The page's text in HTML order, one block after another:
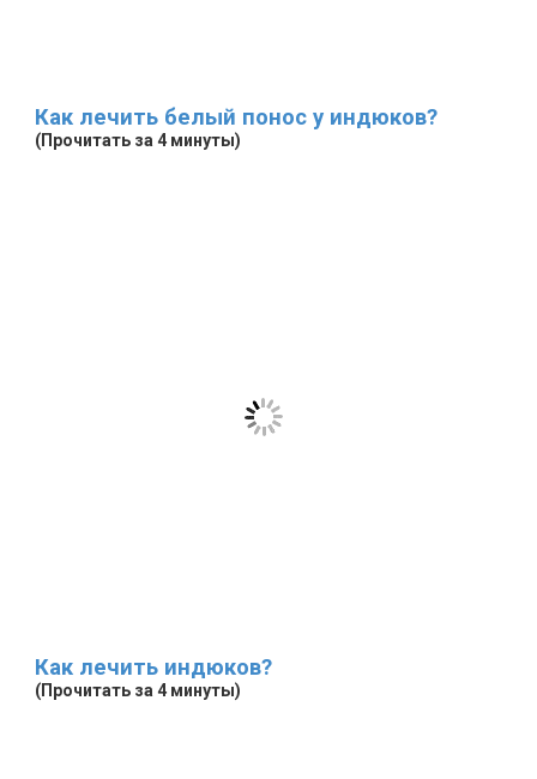
Как лечить белый понос у индюков?
(Прочитать за 4 минуты)
Как лечить индюков?
(Прочитать за 4 минуты)